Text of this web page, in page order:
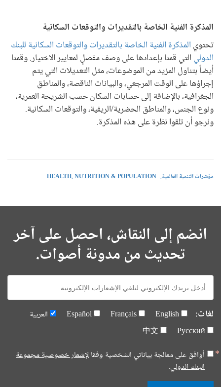
المذكرة الفنية الخاصة بالتقديرات والتوقعات السكانية
تحتوي المذكرة الفنية الخاصة بالتقديرات والتوقعات السكانية للبنك
الدولي التي قمنا بإعدادها على وصف مفصلٍ لمعايير الاختيار. وقمنا
أيضاً بتناول المزيد من الموضوعات، مثل التعديلات التي يتم
إجراؤها على الوقت المرجعي، والبيانات الناقصة، والمناطق
الجغرافية، بالإضافة إلى حسابات السكان حسب الشريحة العمرية،
ونوع الجنس، والمناطق الحضرية/الريفية، والتوقعات السكانية.
ونرجو أن تلقوا نظرة على هذه المذكرة.
مؤشرات التنمية العالمية HEALTH, NUTRITION & POPULATION
انضم إلى النقاش، احصل على آخر
تحديث من مدونة أصوات.
E-
mail:
لغات: English
Français
Español
العربية
Русский
中文
أوافق على معالجة بياناتي الشخصية وفقالإشعار خصوصية مجموعة
البنك الدولي.